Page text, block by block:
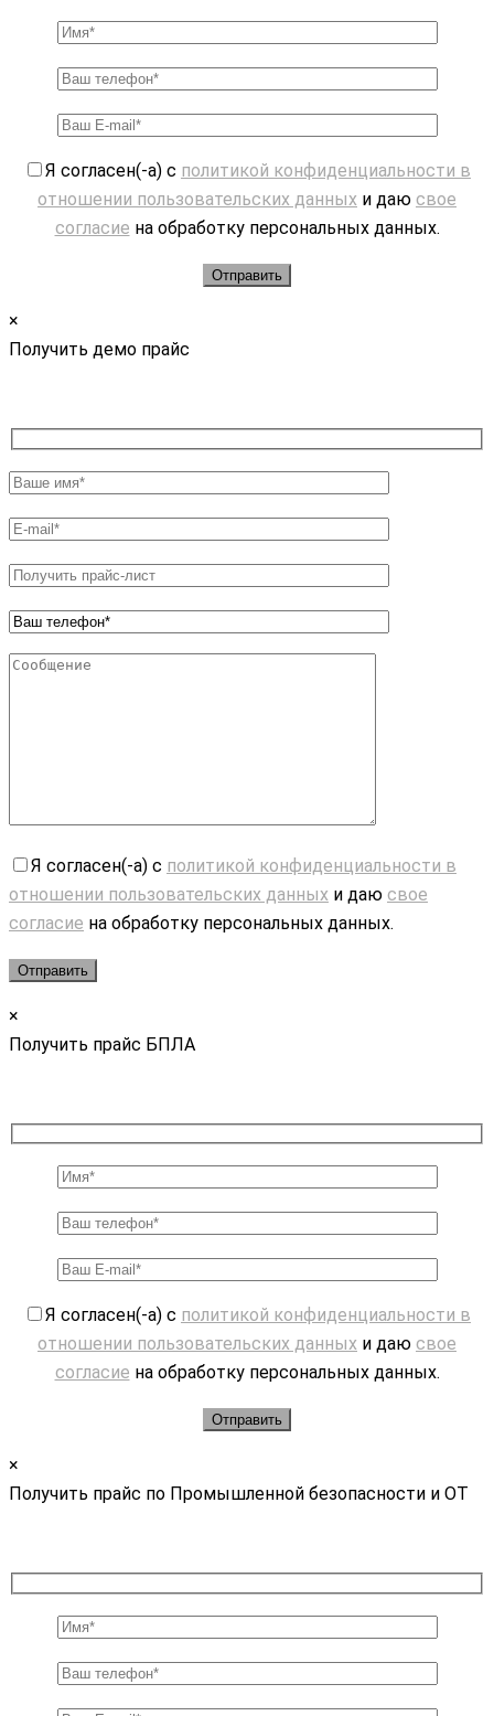
Я согласен(-а) с политикой конфиденциальности в
отношении пользовательских данных и даю свое
согласие на обработку персональных данных.
×
Получить демо прайс
Я согласен(-а) с политикой конфиденциальности в
отношении пользовательских данных и даю свое
согласие на обработку персональных данных.
×
Получить прайс БПЛА
Я согласен(-а) с политикой конфиденциальности в
отношении пользовательских данных и даю свое
согласие на обработку персональных данных.
×
Получить прайс по Промышленной безопасности и ОТ